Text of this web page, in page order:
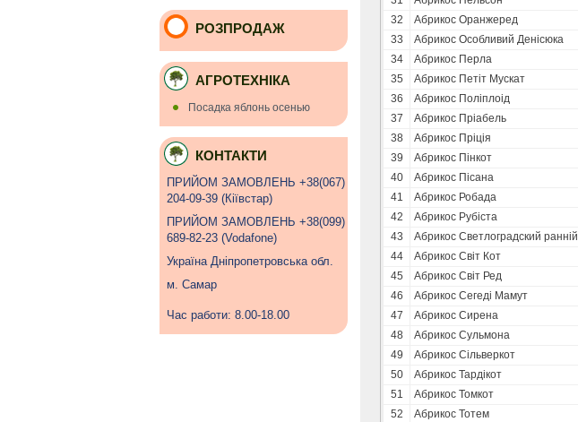
32 Абрикос Оранжеред
33 Абрикос Особливий Денісюка
34 Абрикос Перла
35 Абрикос Петіт Мускат
36 Абрикос Поліплоід
37 Абрикос Пріабель
38 Абрикос Пріція
39 Абрикос Пінкот
40 Абрикос Пісана
41 Абрикос Робада
42 Абрикос Рубіста
43 Абрикос Светлоградский ранній
44 Абрикос Світ Кот
45 Абрикос Світ Ред
46 Абрикос Сегеді Мамут
47 Абрикос Сирена
48 Абрикос Сульмона
49 Абрикос Сільверкот
50 Абрикос Тардікот
51 Абрикос Томкот
52 Абрикос Тотем
РОЗПРОДАЖ
АГРОТЕХНІКА
Посадка яблонь осенью
КОНТАКТИ
ПРИЙОМ ЗАМОВЛЕНЬ +38(067)
204-09-39 (Кiївстар)
ПРИЙОМ ЗАМОВЛЕНЬ +38(099)
689-82-23 (Vodafone)
Україна Дніпропетровська обл.
м. Самар
Час работи: 8.00-18.00